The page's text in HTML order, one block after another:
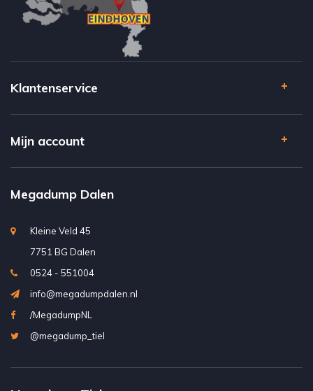
Klantenservice
Mijn account
Megadump Dalen
Kleine Veld 45
7751 BG Dalen
0524 - 551004
info@megadumpdalen.nl
/MegadumpNL
@megadump_tiel